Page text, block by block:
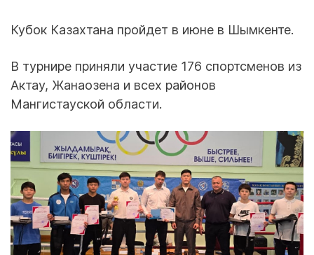
Кубок Казахтана пройдет в июне в Шымкенте.
В турнире приняли участие 176 спортсменов из
Актау, Жанаозена и всех районов
Мангистауской области.